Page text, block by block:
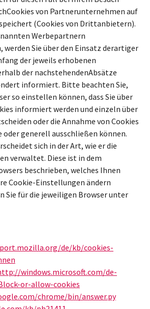
von Partnerunternehmen auf
(Cookies von Drittanbietern).
Werbepartnern
werden Sie über den Einsatz derartiger
der jeweils erhobenen
der nachstehendenAbsätze
informiert. Bitte beachten Sie,
so einstellen können, dass Sie über
informiert werden und einzeln über
oder die Annahme von Cookies
generell ausschließen können.
sich in der Art, wie er die
verwaltet. Diese ist in dem
beschrieben, welches Ihnen
Cookie-Einstellungen ändern
Sie für die jeweiligen Browser unter
de/kb/cookies-
windows.microsoft.com/de-
or-allow-cookies
chrome/bin/answer.py